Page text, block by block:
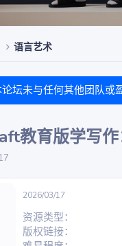
语言艺术
坛未与任何其他团队或
教育版学写
2026/03/17
资源类型
版权链接